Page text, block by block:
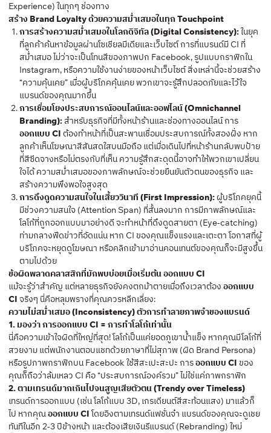
Experience) ในทุกๆ ช่องทาง
สร้าง Brand Loyalty ด้วยความสม่ำเสมอในทุก Touchpoint
การสร้างความสม่ำเสมอในโลกดิจิทัล (Digital Consistency):ในยุค
ที่ลูกค้าค้นหาข้อมูลผ่านโซเชียลมีเดียและเว็บไซต์ การที่แบรนด์มี CI ที่
สม่ำเสมอ ไม่ว่าจะเป็นโทนสีของภาพปก Facebook, รูปแบบกราฟิกใน
Instagram, หรือความใช้งานง่ายของหน้าเว็บไซต์ สิ่งเหล่านี้จะช่วยสร้าง
“ความคุ้นเคย” เมื่อผู้บริโภคคุ้นเคย พวกเขาจะรู้สึกปลอดภัยและไว้ใจ
แบรนด์ของคุณมากขึ้น
การเชื่อมโยงประสบการณ์ออนไลน์และออฟไลน์ (Omnichannel
Branding):สำหรับธุรกิจที่มีทั้งหน้าร้านและช่องทางออนไลน์ การ
ออกแบบ CI ต้องทำหน้าที่เป็นสะพานเชื่อมประสบการณ์ทั้งสองฝั่ง หาก
ลูกค้าเห็นโฆษณาสีสันสดใสบนมือถือ แต่เมื่อเดินไปที่หน้าร้านกลับพบป้าย
ที่สีซีดจางหรือไม่ตรงกับที่เห็น ความรู้สึกสะดุดนี้อาจทำให้พวกเขาเปลี่ยน
ใจได้ ความสม่ำเสมอของภาพลักษณ์จะช่วยยืนยันตัวตนของธุรกิจ และ
สร้างความพึงพอใจสูงสุด
การดึงดูดความสนใจในเสี้ยววินาที (First Impression):ผู้บริโภคยุคนี้
มีช่วงความสนใจ (Attention Span) ที่สั้นลงมาก การมีภาพลักษณ์และ
โลโก้ที่ถูกออกแบบมาอย่างดี จะทำหน้าที่ดึงดูดสายตา (Eye-catching)
ท่ามกลางฟีดข่าวที่อัดแน่น หาก CI ของคุณแข็งแรงและเตะตา โอกาสที่ผู้
บริโภคจะหยุดดูโฆษณา หรือคลิกเข้ามาอ่านคอนเทนต์ของคุณก็จะมีสูงขึ้น
ตามไปด้วย
ข้อผิดพลาดคลาสสิกที่มักพบบ่อยเมื่อเริ่มต้น ออกแบบ CI
แม้จะรู้ว่าสำคัญ แต่หลายธุรกิจยังคงตกม้าตายเมื่อถึงเวลาต้องออกแบบ
CI จริงๆ นี่คือหลุมพรางที่คุณควรหลีกเลี่ยง:
ความไม่สม่ำเสมอ (Inconsistency) ตัวการทำลายภาพจำของแบรนด์
1. มองว่า การออกแบบ CI = การทำโลโก้เท่านั้น
นี่คือความเข้าใจผิดที่ใหญ่ที่สุด! โลโก้เป็นแค่ยอดภูเขาน้ำแข็ง หากคุณมีโลโก้ที่
สวยงาม แต่พนักงานตอบแชทด้วยภาษาที่ไม่สุภาพ (ผิด Brand Persona)
หรือรูปภาพกราฟิกบน Facebook ใช้สีสะเปะสะปะ การออกแบบ CI ของ
คุณก็ถือว่าล้มเหลว CI คือ “ประสบการณ์องค์รวม” ไม่ใช่แค่ภาพกราฟิก
2. ตามเทรนด์มากเกินไปจนสูญเสียตัวตน (Trendy over Timeless)
เทรนด์การออกแบบ (เช่น โลโก้แบบ 3D, เกรเดียนต์สีสะท้อนแสง) มาแล้วก็
ไป หากคุณออกแบบ CI โดยอิงตามเทรนด์แฟชั่นจ๋า แบรนด์ของคุณจะดูเชย
ทันทีในอีก 2-3 ปีข้างหน้า และต้องเสียเงินรีแบรนด์ (Rebranding) ใหม่